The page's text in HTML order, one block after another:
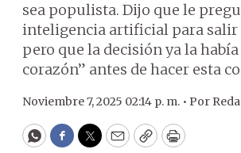
sea populista. Dijo que le
inteligencia artificial para salir
pero que la decisión ya la
corazón” antes de hacer esta
Noviembre 7, 2025 02:14 p. m. • Por
WhatsApp
Facebook
Twitter
EmailCopyPrint